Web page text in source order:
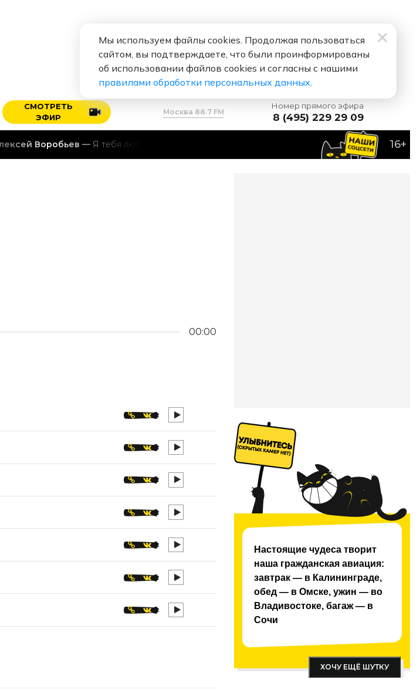
СМОТРЕТЬ
ЭФИР
Москва 88.7 FM
Номер прямого эфира
8 (495) 229 29 09
Я тебя люблю 16+
00:00
Настоящие чудеса творит
наша гражданская авиация:
завтрак — в Калининграде,
обед — в Омске, ужин — во
Владивостоке, багаж — в
Сочи
ХОЧУ ЕЩЁ ШУТКУ
Мы используем файлы cookies. Продолжая пользоваться
сайтом, вы подтверждаете, что были проинформированы
об использовании файлов cookies и согласны с нашими
правилами обработки персональных данных.